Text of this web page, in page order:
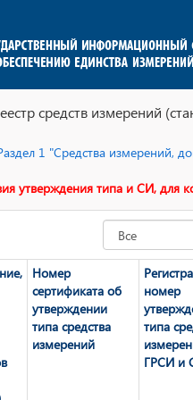
средств измерений
1 "Средства
утверждения типа и СИ, для
Номер
сертификата об
утверждении
типа средства
измерений
номер
типа
ГРСИ и